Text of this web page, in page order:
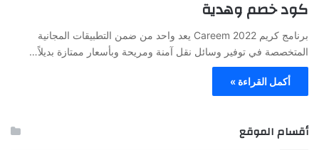
كود خصم وهدية
برنامج كريم Careem 2022 يعد واحد من ضمن التطبيقات المجانية
المتخصصة في توفير وسائل نقل آمنة ومريحة وبأسعار ممتازة بديلاً…
أكمل القراءة »
أقسام الموقع